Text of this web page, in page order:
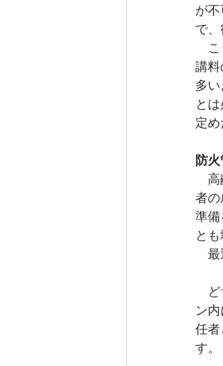
が
で
こ
講料
多
と
定
防
高
者の
準備
と
最
ど
ン
任者
す。